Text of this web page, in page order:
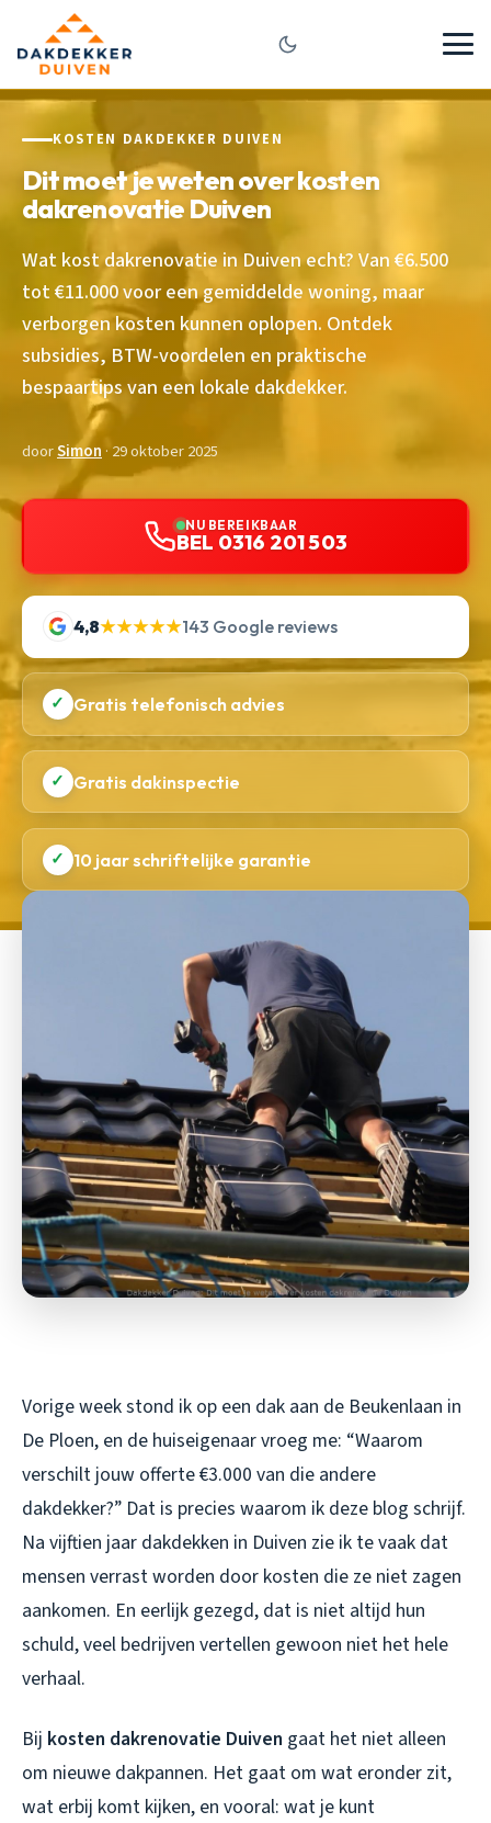
KOSTEN DAKDEKKER DUIVEN
Dit moet je weten over kosten
dakrenovatie Duiven
Wat kost dakrenovatie in Duiven echt? Van €6.500
tot €11.000 voor een gemiddelde woning, maar
verborgen kosten kunnen oplopen. Ontdek
subsidies, BTW-voordelen en praktische
bespaartips van een lokale dakdekker.
doorSimon · 29 oktober 2025
NU BEREIKBAAR
BEL 0316 201 503
4,8★★★★★143 Google reviews
✓ Gratis telefonisch advies
✓ Gratis dakinspectie
✓ 10 jaar schriftelijke garantie
Vorige week stond ik op een dak aan de Beukenlaan in
De Ploen, en de huiseigenaar vroeg me: “Waarom
verschilt jouw offerte €3.000 van die andere
dakdekker?” Dat is precies waarom ik deze blog schrijf.
Na vijftien jaar dakdekken in Duiven zie ik te vaak dat
mensen verrast worden door kosten die ze niet zagen
aankomen. En eerlijk gezegd, dat is niet altijd hun
schuld, veel bedrijven vertellen gewoon niet het hele
verhaal.
Bij kosten dakrenovatie Duiven gaat het niet alleen
om nieuwe dakpannen. Het gaat om wat eronder zit,
wat erbij komt kijken, en vooral: wat je kunt